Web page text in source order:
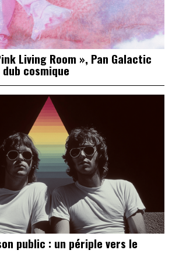
Living Room », Pan Galactic
cosmique
public : un périple vers le